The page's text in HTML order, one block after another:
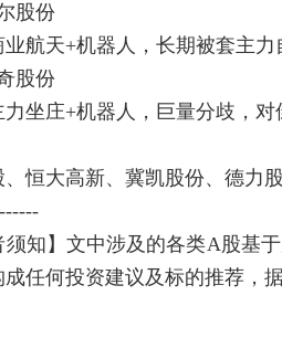
股份
天+机器人，长期被套主力
股份
庄+机器人，巨量分歧，对
大高新、冀凯股份、德力股
】文中涉及的各类A股基于
任何投资建议及标的推荐，